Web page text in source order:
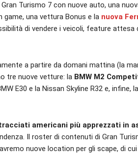
Turismo 7 con nuove auto, una
una vettura Bonus e la nuova
di vendere i veicoli, feature attesa
a partire da domani mattina (la
tre nuove vetture: la BMW M2
E30 e la Nissan Skyline R32 e, infine, la
americani più apprezzati in
Il roster di contenuti di Gran
nuove location per gli scape, di